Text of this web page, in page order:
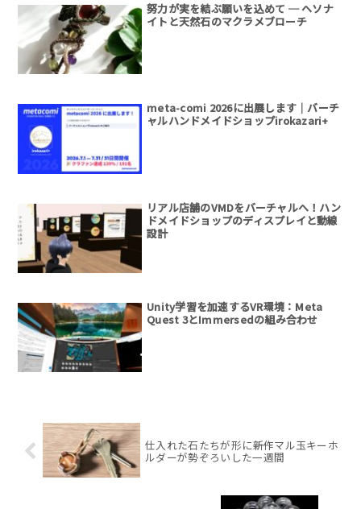
努力が実を結ぶ願いを込めて ─ ヘソナ
イトと天然石のマクラメブローチ
meta-comi 2026に出展します｜バーチ
ャルハンドメイドショップirokazari+
リアル店舗のVMDをバーチャルへ！ハン
ドメイドショップのディスプレイと動線
設計
Unity学習を加速するVR環境：Meta
Quest 3とImmersedの組み合わせ
仕入れた石たちが形に――新作マル玉キーホ
ルダーが勢ぞろいした一週間